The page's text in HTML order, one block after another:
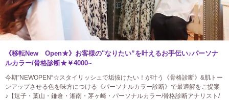
《移転New Open★》お客様の"なりたい”を叶えるお手伝い♪パーソナ
ルカラー/骨格診断★￥4000~
今期”NEWOPEN“☆スタイリッシュで垢抜けたい！が叶う《骨格診断》&肌トー
ンアップさせる色を味方につける《パーソナルカラー診断》で最適解をご提案
♪【逗子・葉山・鎌倉・湘南・茅ヶ崎・パーソナルカラー/骨格診断アナリスト/